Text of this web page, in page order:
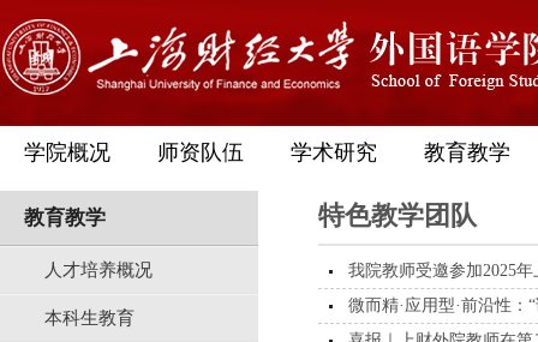
学院概况 师资队伍 学术研究 教育教学
教育教学
人才培养概况
本科生教育
特色教学团队
我院教师受邀参加2025
微而精·应用型·前沿性